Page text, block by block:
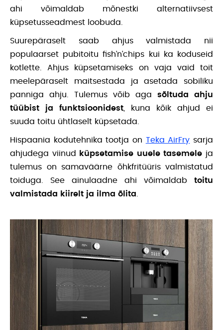
ahi võimaldab mõnestki alternatiivsest
küpsetusseadmest loobuda.
Suurepäraselt saab ahjus valmistada nii
populaarset pubitoitu fish’n’chips kui ka koduseid
kotlette. Ahjus küpsetamiseks on vaja vaid toit
meelepäraselt maitsestada ja asetada sobiliku
panniga ahju. Tulemus võib aga sõltuda ahju
tüübist ja funktsioonidest , kuna kõik ahjud ei
suuda toitu ühtlaselt küpsetada.
Hispaania kodutehnika tootja on Teka AirFry sarja
ahjudega viinud
küpsetamise uuele tasemele ja
tulemus on samaväärne õhkfritüüris valmistatud
toiduga. See ainulaadne ahi võimaldab toitu
valmistada kiirelt ja ilma õlita